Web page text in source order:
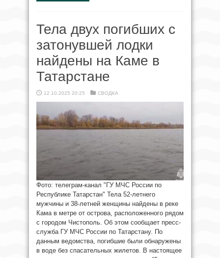
Тела двух погибших с
затонувшей лодки
найдены на Каме в
Татарстане
12.10.2025 20:25 СВОДКА
Фото: телеграм-канал "ГУ МЧС России по
Республике Татарстан" Тела 52-летнего
мужчины и 38-летней женщины найдены в реке
Кама в метре от острова, расположенного рядом
с городом Чистополь. Об этом сообщает пресс-
служба ГУ МЧС России по Татарстану. По
данным ведомства, погибшие были обнаружены
в воде без спасательных жилетов. В настоящее